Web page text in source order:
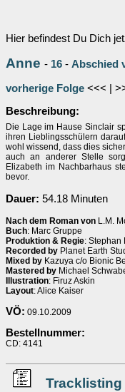
Hier befindest Du Dich
Anne - 16 - Abschied
vorherige Folge <<< |
Beschreibung:
Die Lage im Hause Sinclair
ihren Lieblingsschülern
wohl wissend, dass dies
auch an anderer Stelle
Elizabeth im Nachbarhaus
bevor.
Dauer: 54.18 Minuten
Nach dem Roman von L.M.
Buch: Marc Gruppe
Produktion & Regie: Stephan
Recorded by Planet Earth
Mixed by Kazuya c/o Bionic
Mastered by Michael
Illustration: Firuz Askin
Layout: Alice Kaiser
VÖ: 09.10.2009
Bestellnummer:
CD: 4141
Tracklisting